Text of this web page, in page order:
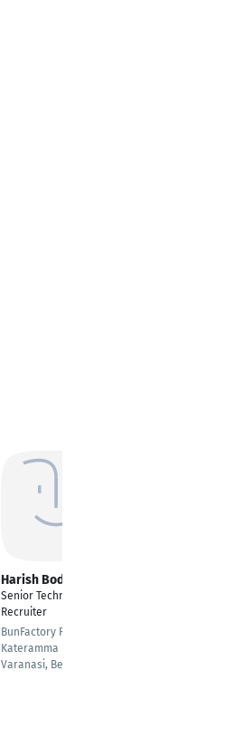
Harish Boddu
Senior Technical
Recruiter
BunFactory Rd,
Kateramma Lyt,
Varanasi, Bengaluru